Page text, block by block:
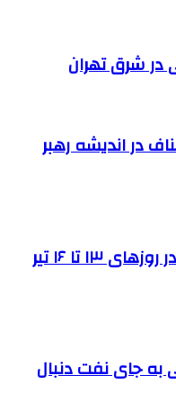
شرق تهران
در اندیشه رهبر
اتحادیه های صنفی تهران در روزهای ۱۳ تا ۱۶ تیر
به جای نفت دنبال